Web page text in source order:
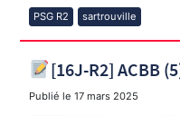
PSG R2 sartrouville
[16J-R2] ACBB
Publié le17 mars 2025